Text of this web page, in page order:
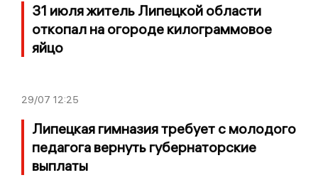
31 июля житель Липецкой области
откопал на огороде килограммовое
яйцо
29/07 12:25
Липецкая гимназия требует с молодого
педагога вернуть губернаторские
выплаты